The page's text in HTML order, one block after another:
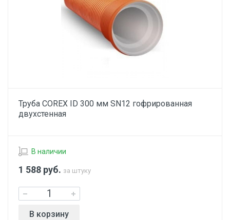
Труба COREX ID 300 мм SN12 гофрированная
двухстенная
В наличии
1 588 руб. за штуку
В корзину